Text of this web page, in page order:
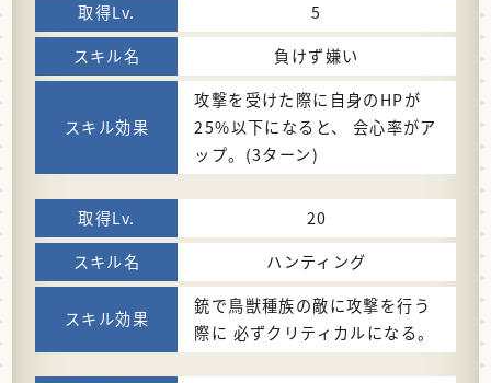
5
負けず嫌い
攻撃を受けた際に自身のHPが
25%以下になると、 会心率がア
ップ。(3ターン)
20
ハンティング
銃で鳥獣種族の敵に攻撃を行う
際に 必ずクリティカルになる。